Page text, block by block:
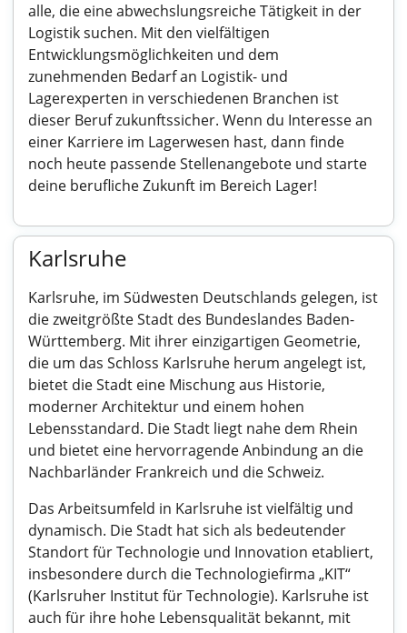
alle, die eine abwechslungsreiche Tätigkeit in der
Logistik suchen. Mit den vielfältigen
Entwicklungsmöglichkeiten und dem
zunehmenden Bedarf an Logistik- und
Lagerexperten in verschiedenen Branchen ist
dieser Beruf zukunftssicher. Wenn du Interesse an
einer Karriere im Lagerwesen hast, dann finde
noch heute passende Stellenangebote und starte
deine berufliche Zukunft im Bereich Lager!
Karlsruhe
Karlsruhe, im Südwesten Deutschlands gelegen, ist
die zweitgrößte Stadt des Bundeslandes Baden-
Württemberg. Mit ihrer einzigartigen Geometrie,
die um das Schloss Karlsruhe herum angelegt ist,
bietet die Stadt eine Mischung aus Historie,
moderner Architektur und einem hohen
Lebensstandard. Die Stadt liegt nahe dem Rhein
und bietet eine hervorragende Anbindung an die
Nachbarländer Frankreich und die Schweiz.
Das Arbeitsumfeld in Karlsruhe ist vielfältig und
dynamisch. Die Stadt hat sich als bedeutender
Standort für Technologie und Innovation etabliert,
insbesondere durch die Technologiefirma „KIT“
(Karlsruher Institut für Technologie). Karlsruhe ist
auch für ihre hohe Lebensqualität bekannt, mit